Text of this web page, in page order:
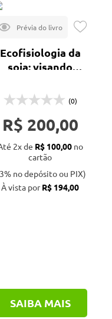
Ecofisiologia da
soja: visando
produtividades -
3ª ed.
(0)
R$ 200,00
2x de R$ 100,00no
cartão
no depósito ou PIX)
À vista porR$ 194,00
SAIBA MAIS